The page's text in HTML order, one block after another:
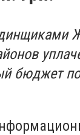
бюджет